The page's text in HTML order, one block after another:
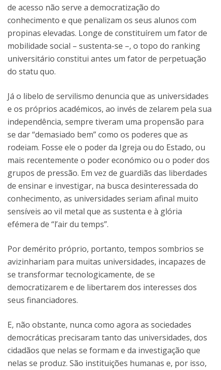
de acesso não serve a democratização do
conhecimento e que penalizam os seus alunos com
propinas elevadas. Longe de constituírem um fator de
mobilidade social – sustenta-se –, o topo do ranking
universitário constitui antes um fator de perpetuação
do statu quo.
Já o libelo de servilismo denuncia que as universidades
e os próprios académicos, ao invés de zelarem pela sua
independência, sempre tiveram uma propensão para
se dar “demasiado bem” como os poderes que as
rodeiam. Fosse ele o poder da Igreja ou do Estado, ou
mais recentemente o poder económico ou o poder dos
grupos de pressão. Em vez de guardiãs das liberdades
de ensinar e investigar, na busca desinteressada do
conhecimento, as universidades seriam afinal muito
sensíveis ao vil metal que as sustenta e à glória
efémera de “l’air du temps”.
Por demérito próprio, portanto, tempos sombrios se
avizinhariam para muitas universidades, incapazes de
se transformar tecnologicamente, de se
democratizarem e de libertarem dos interesses dos
seus financiadores.
E, não obstante, nunca como agora as sociedades
democráticas precisaram tanto das universidades, dos
cidadãos que nelas se formam e da investigação que
nelas se produz. São instituições humanas e, por isso,